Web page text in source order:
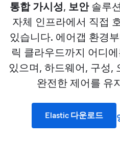
통합 가시성, 보안솔루
자체 인프라에서 직접
있습니다. 에어갭 환경
릭 클라우드까지 어디
있으며, 하드웨어, 구성,
완전한 제어를 유
Elastic 다운로드